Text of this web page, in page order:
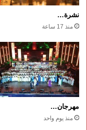
نشرة…
منذ 17 ساعة
مهرجان…
منذ يوم واحد